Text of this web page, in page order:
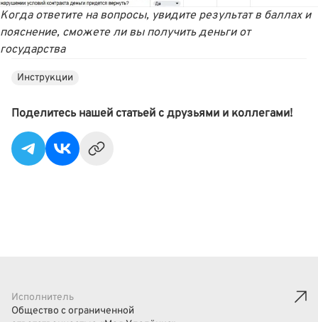
Когда ответите на вопросы, увидите результат в баллах и
пояснение, сможете ли вы получить деньги от
государства
Инструкции
Поделитесь нашей статьей с друзьями и коллегами!
Исполнитель
Общество с ограниченной